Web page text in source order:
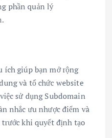
phần quản lý
ích giúp bạn mở rộng
và tổ chức website
sử dụng Subdomain
nhắc ưu nhược điểm và
khi quyết định tạo